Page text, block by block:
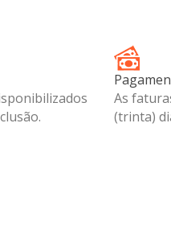
As
(trinta)